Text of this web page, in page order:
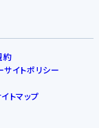
約
サイトポリシー
トマップ